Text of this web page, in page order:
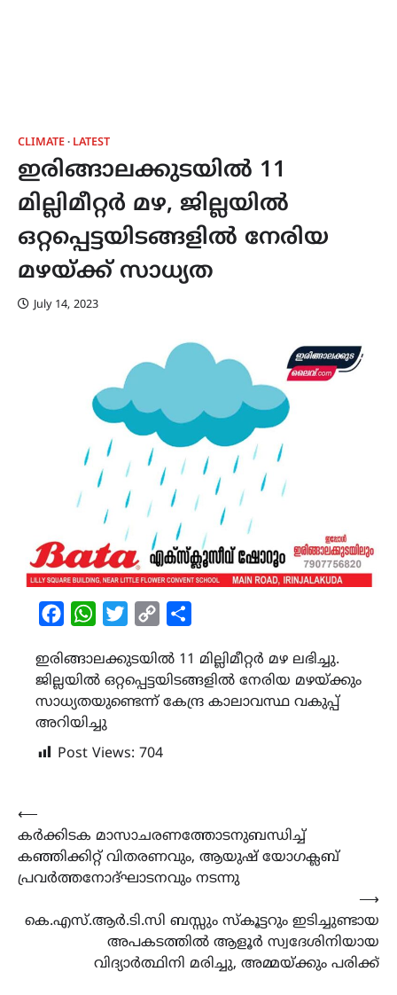
CLIMATE LATEST
ഇരിങ്ങാലക്കുടയിൽ 11
മില്ലിമീറ്റർ മഴ, ജില്ലയിൽ
ഒറ്റപ്പെട്ടയിടങ്ങളിൽ നേരിയ
മഴയ്ക്ക് സാധ്യത
July 14, 2023
FacebookWhatsAppTwitterCopy
ഇരിങ്ങാലക്കുടയിൽ 11 മില്ലിമീറ്റർ മഴ ലഭിച്ചു.
ജില്ലയിൽ ഒറ്റപ്പെട്ടയിടങ്ങളിൽ നേരിയ മഴയ്ക്കും
സാധ്യതയുണ്ടെന്ന് കേന്ദ്ര കാലാവസ്ഥ വകുപ്പ്
അറിയിച്ചു
Post Views: 704
Post
navigation
⟵
കർക്കിടക മാസാചരണത്തോടനുബന്ധിച്ച്
കഞ്ഞിക്കിറ്റ് വിതരണവും, ആയുഷ് യോഗക്ലബ്
പ്രവർത്തനോദ്ഘാടനവും നടന്നു
കെ.എസ്.ആർ.ടി.സി ബസ്സും സ്കൂട്ടറും ഇടിച്ചുണ്ടായ
അപകടത്തിൽ ആളൂർ സ്വദേശിനിയായ
വിദ്യാർത്ഥിനി മരിച്ചു, അമ്മയ്ക്കും പരിക്ക്
⟶